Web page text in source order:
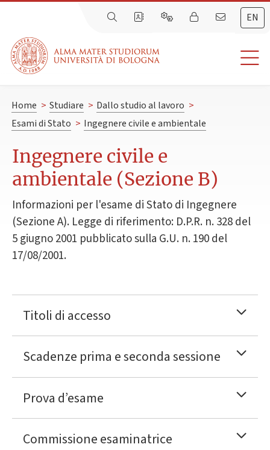
EN
Home > Studiare > Dallo studio al lavoro >
Esami di Stato > Ingegnere civile e ambientale
Ingegnere civile e
ambientale (Sezione B)
Informazioni per l'esame di Stato di Ingegnere
(Sezione A). Legge di riferimento: D.P.R. n. 328 del
5 giugno 2001 pubblicato sulla G.U. n. 190 del
17/08/2001.
Titoli di accesso
Scadenze prima e seconda sessione
Prova d’esame
Commissione esaminatrice